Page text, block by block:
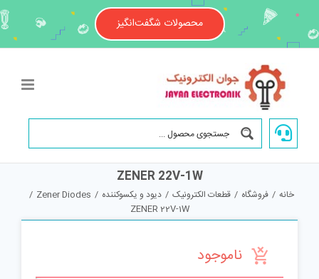
content
محصولات شگفت‌انگیز
ZENER 22V-1W
خانه / فروشگاه / قطعات الکترونیک / دیود و یکسوکننده /
Zener Diodes
/
ZENER 22V-1W
ناموجود